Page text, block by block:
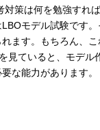
策は何を勉強すれ
モデル試験です
ます。もちろん、
見ていると、モデル
な能力があります。